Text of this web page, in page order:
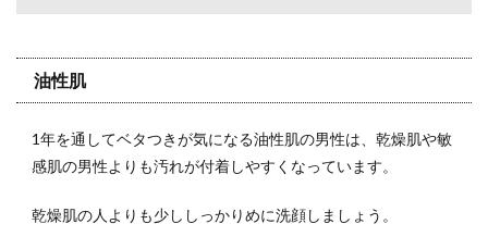
油性肌
1年を通してベタつきが気になる油性肌の男性は、乾燥肌や敏
感肌の男性よりも汚れが付着しやすくなっています。
乾燥肌の人よりも少ししっかりめに洗顔しましょう。